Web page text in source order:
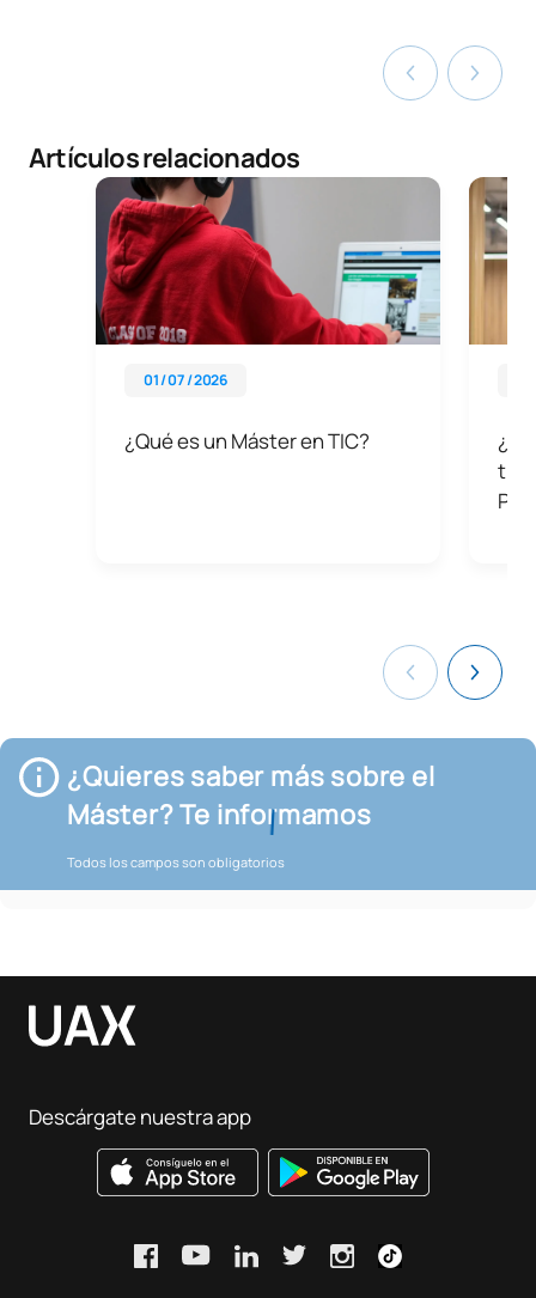
Artículos relacionados
01 / 07 / 2026
¿Qué es un Máster en TIC?
¿Quieres saber más sobre el
Máster? Te informamos
Todos los campos son obligatorios
Descárgate nuestra app